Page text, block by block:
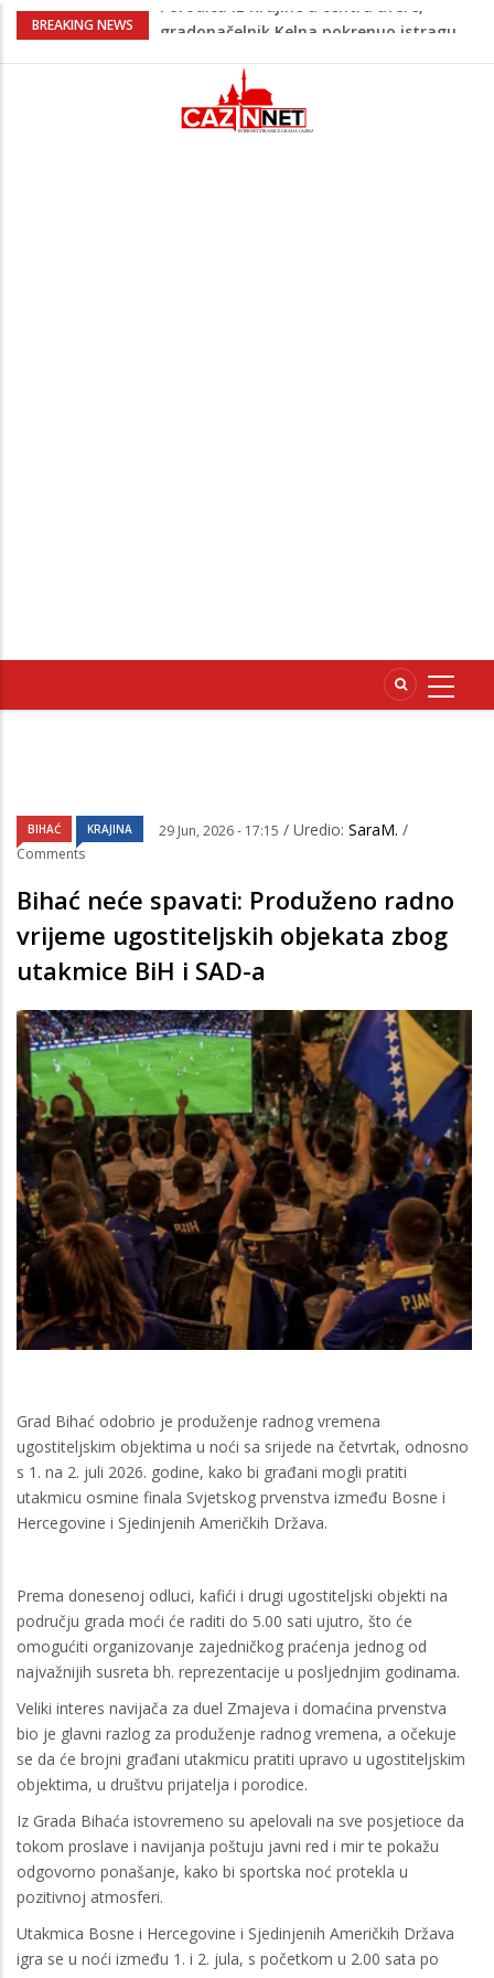
BREAKING NEWS
Čestitka povodom Dana Grada Cazina
Kahrimanović) Kadira
Heroji se ne zaboravljaju –
motomaraton stigao u Bosanski
BIHAĆ KRAJINA 29 Jun, 2026 - 17:15 / Uredio: SaraM. /
Comments
Bihać neće spavati: Produženo radno
vrijeme ugostiteljskih objekata zbog
utakmice BiH i SAD-a
Grad Bihać odobrio je produženje radnog vremena
ugostiteljskim objektima u noći sa srijede na četvrtak, odnosno
s 1. na 2. juli 2026. godine, kako bi građani mogli pratiti
utakmicu osmine finala Svjetskog prvenstva između Bosne i
Hercegovine i Sjedinjenih Američkih Država.
Prema donesenoj odluci, kafići i drugi ugostiteljski objekti na
području grada moći će raditi do 5.00 sati ujutro, što će
omogućiti organizovanje zajedničkog praćenja jednog od
najvažnijih susreta bh. reprezentacije u posljednjim godinama.
Veliki interes navijača za duel Zmajeva i domaćina prvenstva
bio je glavni razlog za produženje radnog vremena, a očekuje
se da će brojni građani utakmicu pratiti upravo u ugostiteljskim
objektima, u društvu prijatelja i porodice.
Iz Grada Bihaća istovremeno su apelovali na sve posjetioce da
tokom proslave i navijanja poštuju javni red i mir te pokažu
odgovorno ponašanje, kako bi sportska noć protekla u
pozitivnoj atmosferi.
Utakmica Bosne i Hercegovine i Sjedinjenih Američkih Država
igra se u noći između 1. i 2. jula, s početkom u 2.00 sata po